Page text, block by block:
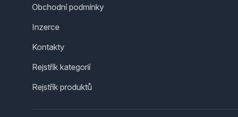
Obchodní podmínky
Inzerce
Kontakty
Rejstřík kategorií
Rejstřík produktů